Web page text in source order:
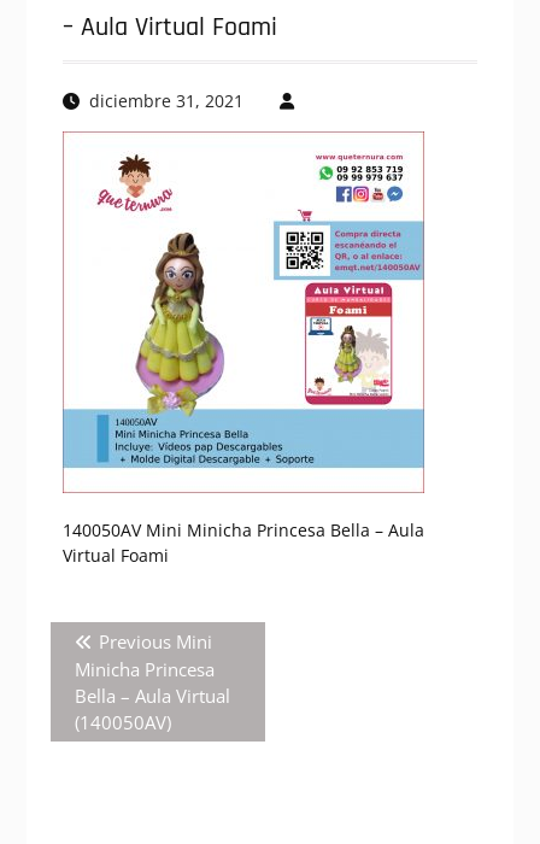
– Aula Virtual Foami
diciembre 31, 2021
140050AV Mini Minicha Princesa Bella – Aula
Virtual Foami
Navegación
entradas
Previous Previous
post:
Mini
Minicha Princesa
Bella – Aula Virtual
(140050AV)